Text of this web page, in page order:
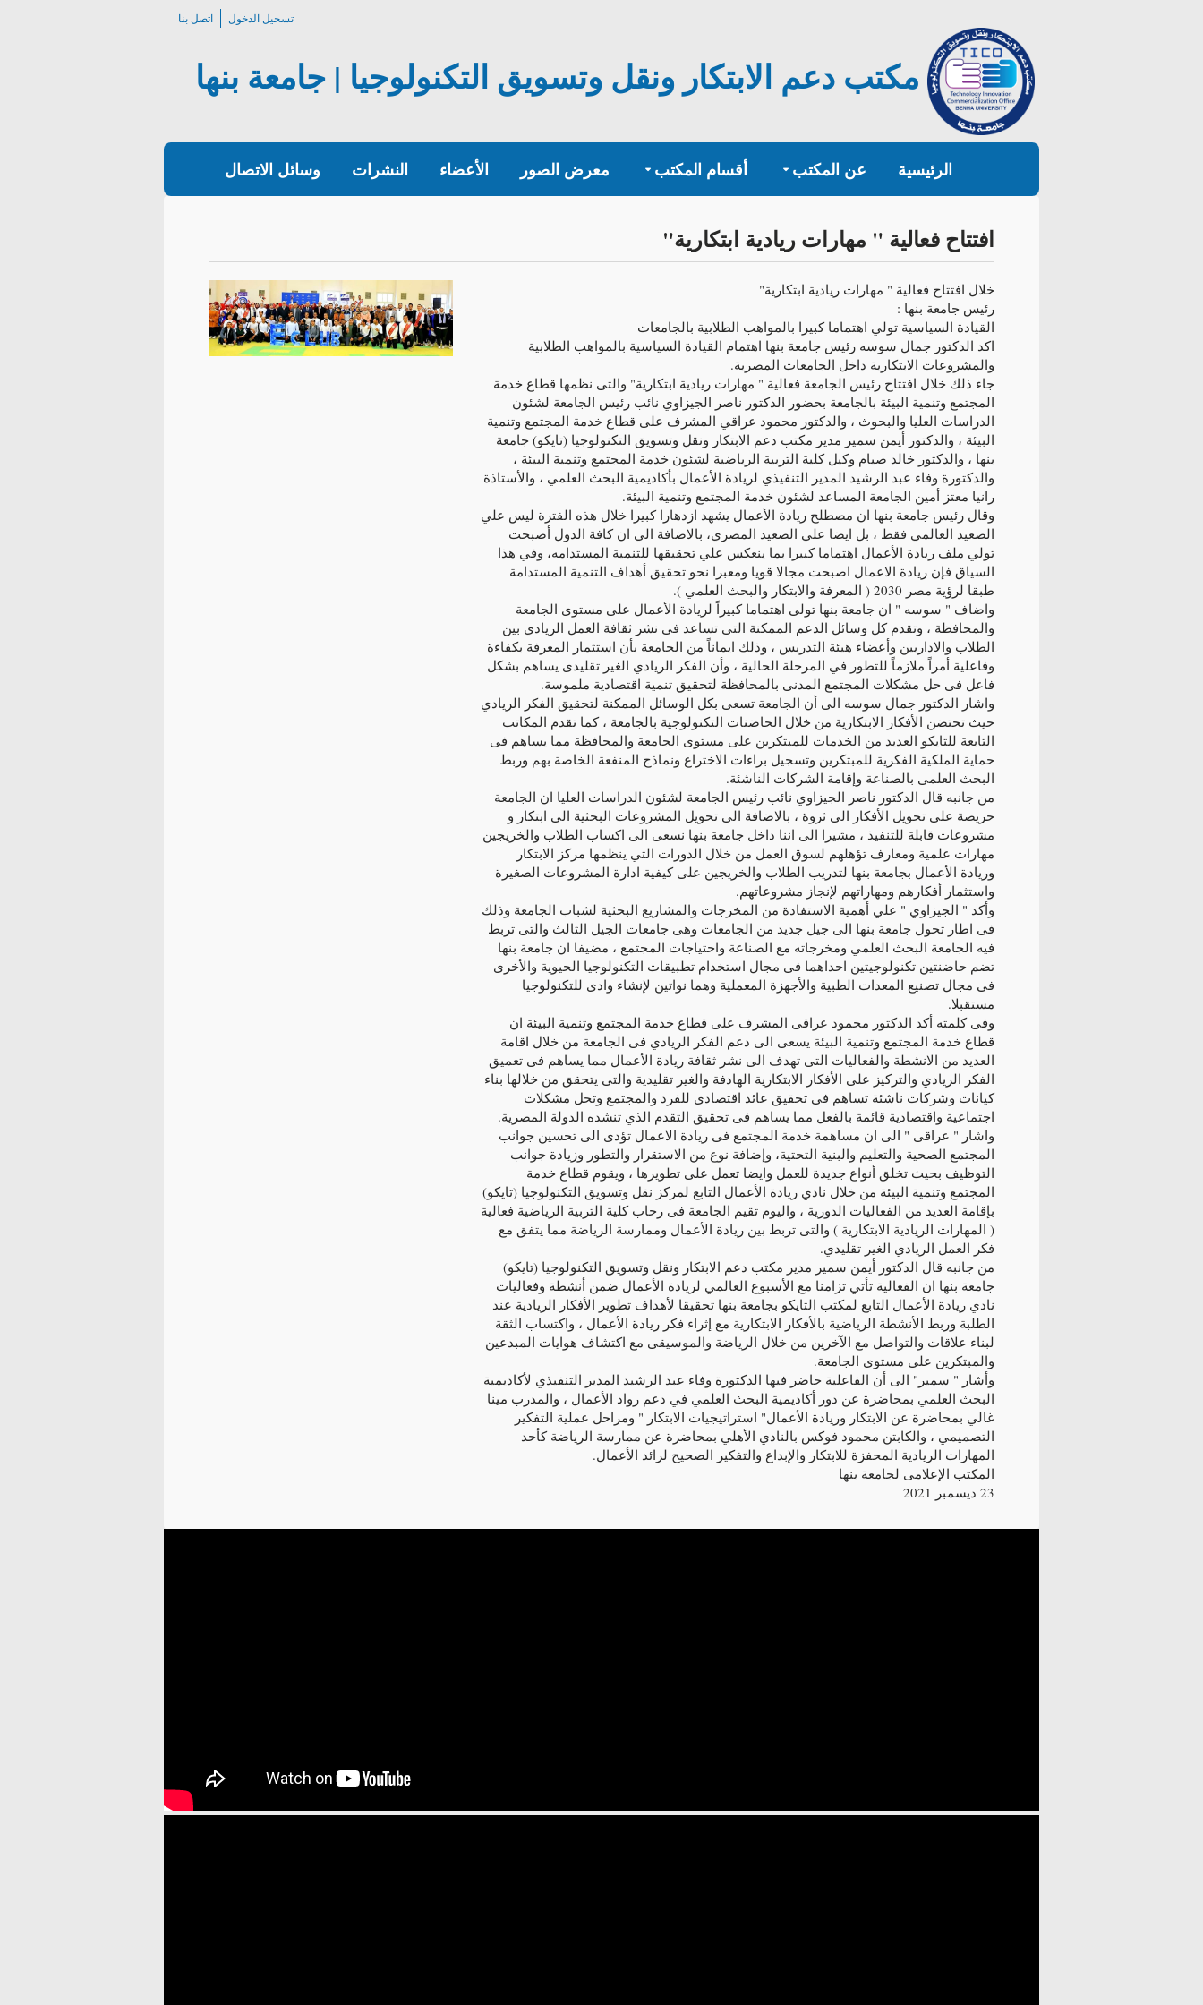
تسجيل الدخول اتصل بنا
مكتب دعم الابتكار ونقل وتسويق التكنولوجيا | جامعة بنها
الرئيسية عن المكتب أقسام المكتب معرض الصور الأعضاء النشرات وسائل الاتصال
افتتاح فعالية " مهارات ريادية ابتكارية"
خلال افتتاح فعالية " مهارات ريادية ابتكارية"
رئيس جامعة بنها :
القيادة السياسية تولي اهتماما كبيرا بالمواهب الطلابية بالجامعات
اكد الدكتور جمال سوسه رئيس جامعة بنها اهتمام القيادة السياسية بالمواهب الطلابية
والمشروعات الابتكارية داخل الجامعات المصرية.
جاء ذلك خلال افتتاح رئيس الجامعة فعالية " مهارات ريادية ابتكارية" والتى نظمها قطاع خدمة
المجتمع وتنمية البيئة بالجامعة بحضور الدكتور ناصر الجيزاوي نائب رئيس الجامعة لشئون
الدراسات العليا والبحوث ، والدكتور محمود عراقي المشرف على قطاع خدمة المجتمع وتنمية
البيئة ، والدكتور أيمن سمير مدير مكتب دعم الابتكار ونقل وتسويق التكنولوجيا (تايكو) جامعة
بنها ، والدكتور خالد صيام وكيل كلية التربية الرياضية لشئون خدمة المجتمع وتنمية البيئة ،
والدكتورة وفاء عبد الرشيد المدير التنفيذي لريادة الأعمال بأكاديمية البحث العلمي ، والأستاذة
رانيا معتز أمين الجامعة المساعد لشئون خدمة المجتمع وتنمية البيئة.
وقال رئيس جامعة بنها ان مصطلح ريادة الأعمال يشهد ازدهارا كبيرا خلال هذه الفترة ليس علي
الصعيد العالمي فقط ، بل ايضا علي الصعيد المصري، بالاضافة الي ان كافة الدول أصبحت
تولي ملف ريادة الأعمال اهتماما كبيرا بما ينعكس علي تحقيقها للتنمية المستدامه، وفي هذا
السياق فإن ريادة الاعمال اصبحت مجالا قويا ومعبرا نحو تحقيق أهداف التنمية المستدامة
طبقا لرؤية مصر 2030 ( المعرفة والابتكار والبحث العلمي ).
واضاف " سوسه " ان جامعة بنها تولى اهتماما كبيراً لريادة الأعمال على مستوى الجامعة
والمحافظة ، وتقدم كل وسائل الدعم الممكنة التى تساعد فى نشر ثقافة العمل الريادي بين
الطلاب والاداريين وأعضاء هيئة التدريس ، وذلك ايماناً من الجامعة بأن استثمار المعرفة بكفاءة
وفاعلية أمراً ملازماً للتطور في المرحلة الحالية ، وأن الفكر الريادي الغير تقليدى يساهم بشكل
فاعل فى حل مشكلات المجتمع المدنى بالمحافظة لتحقيق تنمية اقتصادية ملموسة.
واشار الدكتور جمال سوسه الى أن الجامعة تسعى بكل الوسائل الممكنة لتحقيق الفكر الريادي
حيث تحتضن الأفكار الابتكارية من خلال الحاضنات التكنولوجية بالجامعة ، كما تقدم المكاتب
التابعة للتايكو العديد من الخدمات للمبتكرين على مستوى الجامعة والمحافظة مما يساهم فى
حماية الملكية الفكرية للمبتكرين وتسجيل براءات الاختراع ونماذج المنفعة الخاصة بهم وربط
البحث العلمى بالصناعة وإقامة الشركات الناشئة.
من جانبه قال الدكتور ناصر الجيزاوي نائب رئيس الجامعة لشئون الدراسات العليا ان الجامعة
حريصة على تحويل الأفكار الى ثروة ، بالاضافة الى تحويل المشروعات البحثية الى ابتكار و
مشروعات قابلة للتنفيذ ، مشيرا الى اننا داخل جامعة بنها نسعى الى اكساب الطلاب والخريجين
مهارات علمية ومعارف تؤهلهم لسوق العمل من خلال الدورات التي ينظمها مركز الابتكار
وريادة الأعمال بجامعة بنها لتدريب الطلاب والخريجين على كيفية ادارة المشروعات الصغيرة
واستثمار أفكارهم ومهاراتهم لإنجاز مشروعاتهم.
وأكد " الجيزاوي " علي أهمية الاستفادة من المخرجات والمشاريع البحثية لشباب الجامعة وذلك
فى اطار تحول جامعة بنها الى جيل جديد من الجامعات وهى جامعات الجيل الثالث والتى تربط
فيه الجامعة البحث العلمي ومخرجاته مع الصناعة واحتياجات المجتمع ، مضيفا ان جامعة بنها
تضم حاضنتين تكنولوجيتين احداهما فى مجال استخدام تطبيقات التكنولوجيا الحيوية والأخرى
فى مجال تصنيع المعدات الطبية والأجهزة المعملية وهما نواتين لإنشاء وادى للتكنولوجيا
مستقبلا.
وفى كلمته أكد الدكتور محمود عراقى المشرف على قطاع خدمة المجتمع وتنمية البيئة ان
قطاع خدمة المجتمع وتنمية البيئة يسعى الى دعم الفكر الريادي فى الجامعة من خلال اقامة
العديد من الانشطة والفعاليات التى تهدف الى نشر ثقافة ريادة الأعمال مما يساهم فى تعميق
الفكر الريادي والتركيز على الأفكار الابتكارية الهادفة والغير تقليدية والتى يتحقق من خلالها بناء
كيانات وشركات ناشئة تساهم فى تحقيق عائد اقتصادى للفرد والمجتمع وتحل مشكلات
اجتماعية واقتصادية قائمة بالفعل مما يساهم فى تحقيق التقدم الذي تنشده الدولة المصرية.
واشار " عراقى " الى ان مساهمة خدمة المجتمع فى ريادة الاعمال تؤدى الى تحسين جوانب
المجتمع الصحية والتعليم والبنية التحتية، وإضافة نوع من الاستقرار والتطور وزيادة جوانب
التوظيف بحيث تخلق أنواع جديدة للعمل وايضا تعمل على تطويرها ، ويقوم قطاع خدمة
المجتمع وتنمية البيئة من خلال نادي ريادة الأعمال التابع لمركز نقل وتسويق التكنولوجيا (تايكو)
بإقامة العديد من الفعاليات الدورية ، واليوم تقيم الجامعة فى رحاب كلية التربية الرياضية فعالية
( المهارات الريادية الابتكارية ) والتى تربط بين ريادة الأعمال وممارسة الرياضة مما يتفق مع
فكر العمل الريادي الغير تقليدي.
من جانبه قال الدكتور أيمن سمير مدير مكتب دعم الابتكار ونقل وتسويق التكنولوجيا (تايكو)
جامعة بنها ان الفعالية تأتي تزامنا مع الأسبوع العالمي لريادة الأعمال ضمن أنشطة وفعاليات
نادي ريادة الأعمال التابع لمكتب التايكو بجامعة بنها تحقيقا لأهداف تطوير الأفكار الريادية عند
الطلبة وربط الأنشطة الرياضية بالأفكار الابتكارية مع إثراء فكر ريادة الأعمال ، واكتساب الثقة
لبناء علاقات والتواصل مع الآخرين من خلال الرياضة والموسيقى مع اكتشاف هوايات المبدعين
والمبتكرين على مستوى الجامعة.
وأشار " سمير" الى أن الفاعلية حاضر فيها الدكتورة وفاء عبد الرشيد المدير التنفيذي لأكاديمية
البحث العلمي بمحاضرة عن دور أكاديمية البحث العلمي في دعم رواد الأعمال ، والمدرب مينا
غالي بمحاضرة عن الابتكار وريادة الأعمال" استراتيجيات الابتكار " ومراحل عملية التفكير
التصميمي ، والكابتن محمود فوكس بالنادي الأهلي بمحاضرة عن ممارسة الرياضة كأحد
المهارات الريادية المحفزة للابتكار والإبداع والتفكير الصحيح لرائد الأعمال.
المكتب الإعلامى لجامعة بنها
23 ديسمبر 2021